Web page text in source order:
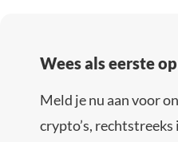
Wees als eerste
Meld je nu aan voor
crypto’s, rechtstreeks